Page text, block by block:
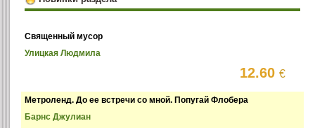
Священный мусор
Улицкая Людмила
12.60€
Метроленд. До ее встречи со мной. Попугай Флобера
Барнс Джулиан